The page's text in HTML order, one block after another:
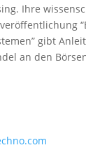
Ihre
gibt
an den